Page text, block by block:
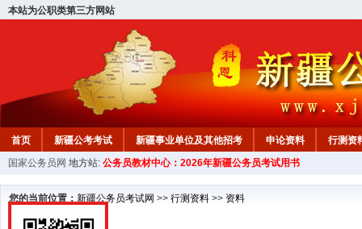
本站为公职类第三方网站
首页 新疆公考考试 新疆事业单位及其他招考 申论资料 行测资
新疆公务员行测试题 在线咨询 教材中心
国家公务员网 地方站: 公务员教材中心：2026年新疆公务员考试用书
您的当前位置： 新疆公务员考试网 >> 行测资料 >> 资料